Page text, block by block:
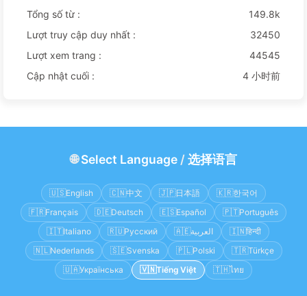
Tổng số từ :
149.8k
Lượt truy cập duy nhất :
32450
Lượt xem trang :
44545
Cập nhật cuối :
4 小时前
🌐Select Language/ 选择语言
🇺🇸English 🇨🇳中文 🇯🇵日本語 🇰🇷한국어
🇫🇷Français 🇩🇪Deutsch 🇪🇸Español 🇵🇹Português
🇮🇹Italiano 🇷🇺Русский 🇦🇪العربية 🇮🇳हिन्दी
🇳🇱Nederlands 🇸🇪Svenska 🇵🇱Polski 🇹🇷Türkçe
🇺🇦Українська 🇻🇳 Tiếng Việt 🇹🇭ไทย